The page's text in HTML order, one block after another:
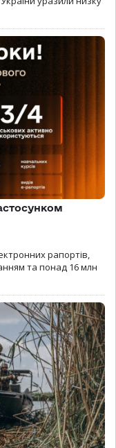
рапортів,
та понад 16 млн